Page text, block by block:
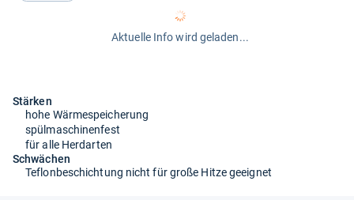
Aktuelle Info wird geladen...
Stärken
hohe Wärmespeicherung
spülmaschinenfest
für alle Herdarten
Schwächen
Teflonbeschichtung nicht für große Hitze geeignet